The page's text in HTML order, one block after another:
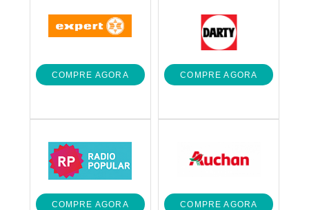
COMPRE AGORA COMPRE AGORA
COMPRE AGORA COMPRE AGORA